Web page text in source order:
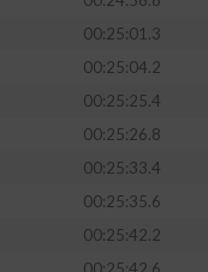
00:25:01.3
00:25:04.2
00:25:25.4
00:25:26.8
00:25:33.4
00:25:35.6
00:25:42.2